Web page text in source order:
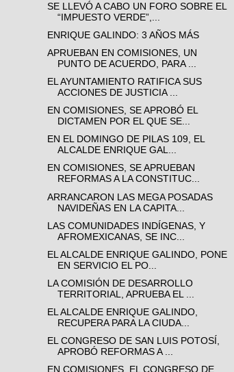
SE LLEVÓ A CABO UN FORO SOBRE EL
“IMPUESTO VERDE”,...
ENRIQUE GALINDO: 3 AÑOS MÁS
APRUEBAN EN COMISIONES, UN
PUNTO DE ACUERDO, PARA ...
EL AYUNTAMIENTO RATIFICA SUS
ACCIONES DE JUSTICIA ...
EN COMISIONES, SE APROBÓ EL
DICTAMEN POR EL QUE SE...
EN EL DOMINGO DE PILAS 109, EL
ALCALDE ENRIQUE GAL...
EN COMISIONES, SE APRUEBAN
REFORMAS A LA CONSTITUC...
ARRANCARON LAS MEGA POSADAS
NAVIDEÑAS EN LA CAPITA...
LAS COMUNIDADES INDÍGENAS, Y
AFROMEXICANAS, SE INC...
EL ALCALDE ENRIQUE GALINDO, PONE
EN SERVICIO EL PO...
LA COMISIÓN DE DESARROLLO
TERRITORIAL, APRUEBA EL ...
EL ALCALDE ENRIQUE GALINDO,
RECUPERA PARA LA CIUDA...
EL CONGRESO DE SAN LUIS POTOSÍ,
APROBÓ REFORMAS A ...
EN COMISIONES, EL CONGRESO DE